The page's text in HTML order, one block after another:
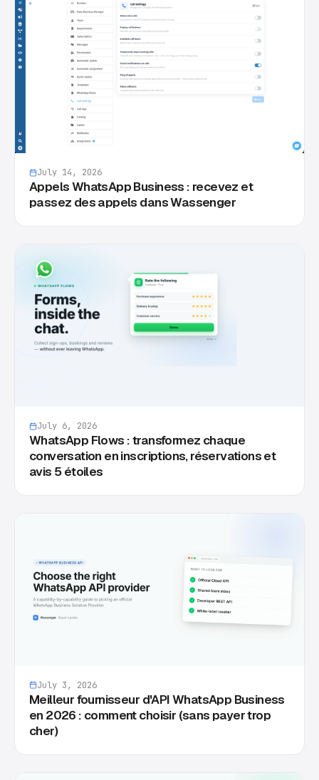
July 14, 2026
Appels WhatsApp Business : recevez et
passez des appels dans Wassenger
July 6, 2026
WhatsApp Flows : transformez chaque
conversation en inscriptions, réservations et
avis 5 étoiles
July 3, 2026
Meilleur fournisseur d'API WhatsApp Business
en 2026 : comment choisir (sans payer trop
cher)